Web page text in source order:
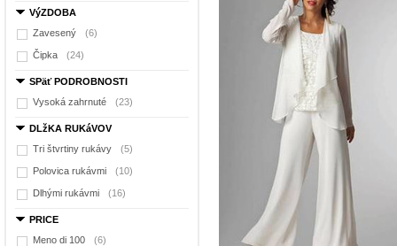
VýZDOBA
Zavesený
(6)
Čipka (24)
SPäť PODROBNOSTI
Vysoká zahrnuté
(23)
DLžKA RUKáVOV
Tri štvrtiny rukávy
(5)
Polovica rukávmi (10)
Dlhými rukávmi (16)
PRICE
Meno di 100
(6)